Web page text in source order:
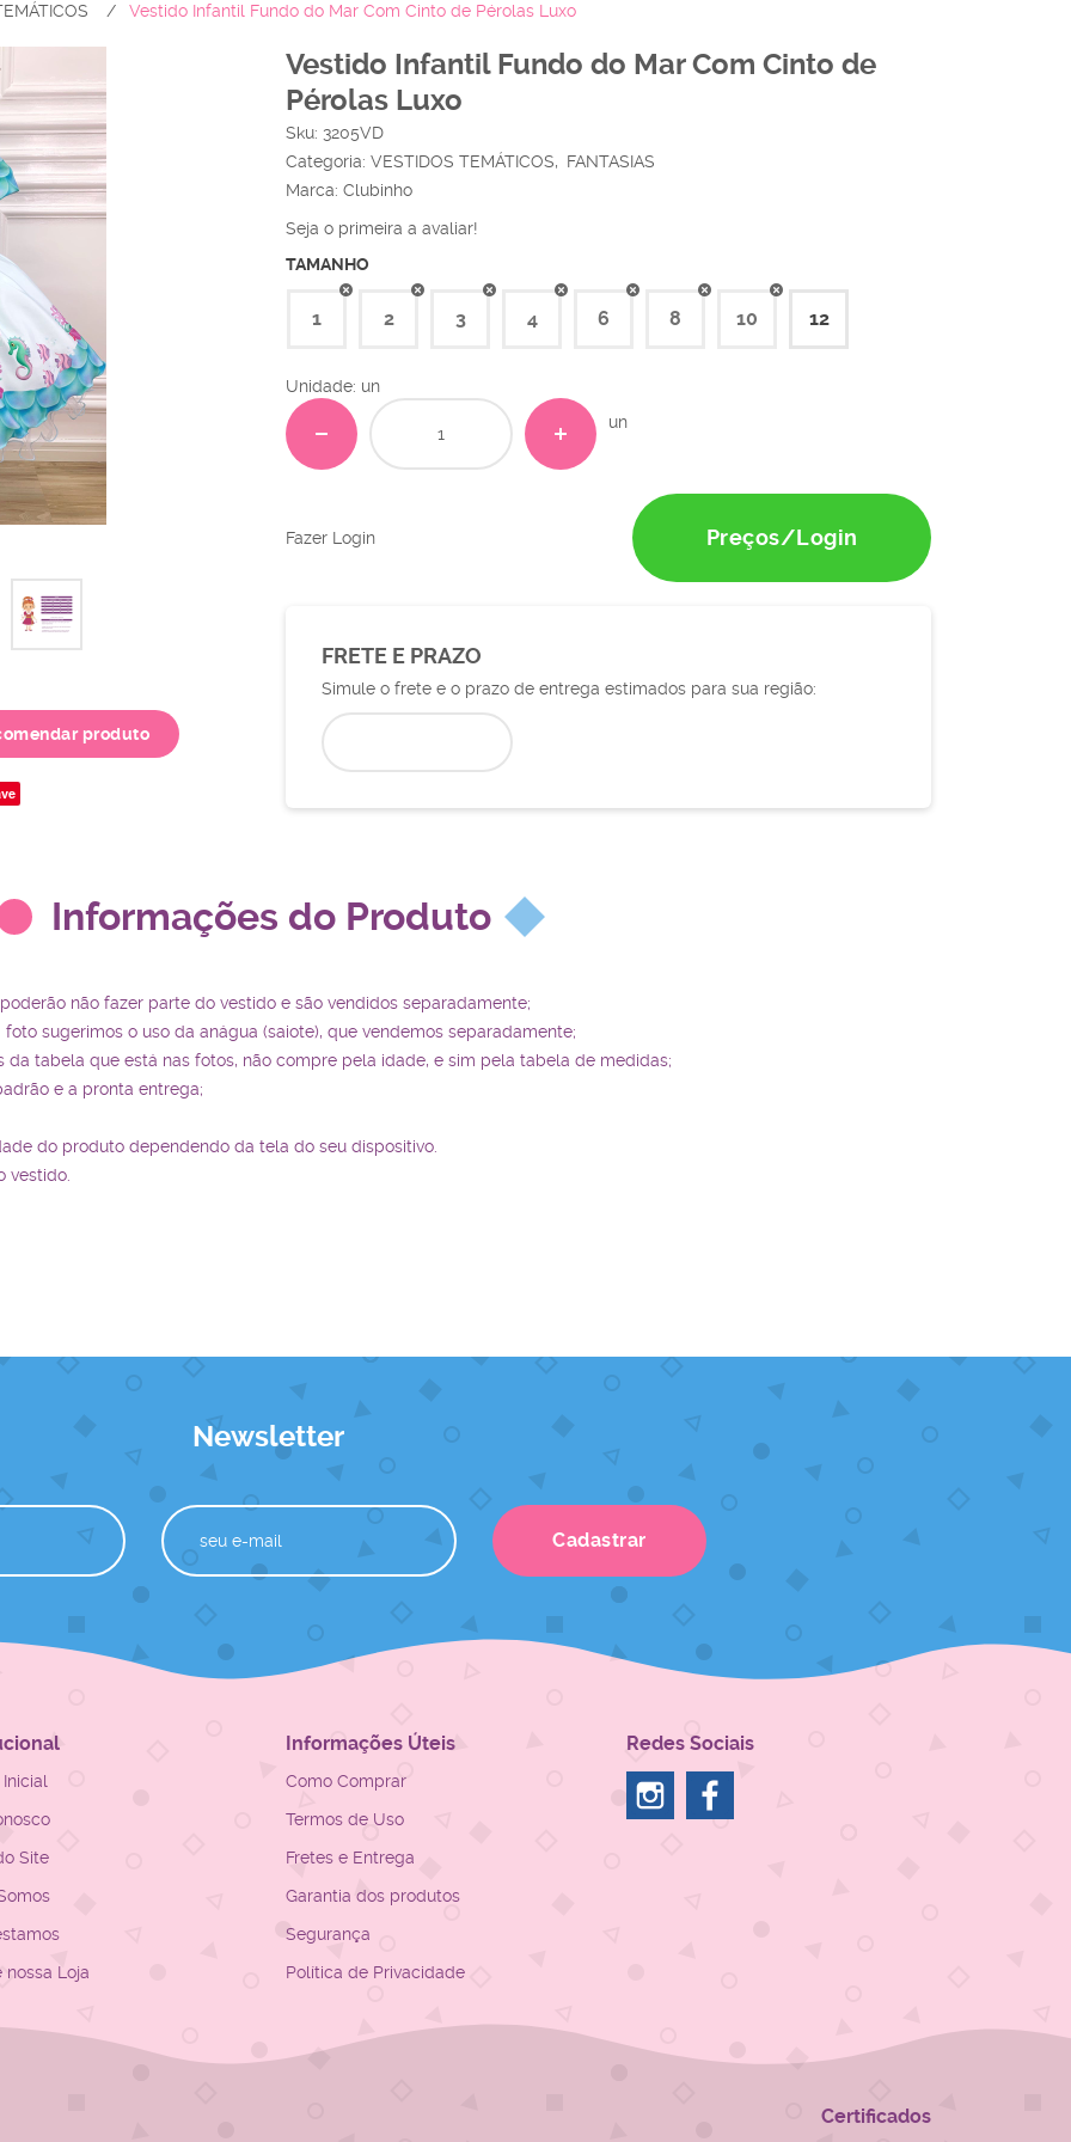
Vestido Infantil Fundo do Mar Com Cinto de Pérolas Luxo
produto
Vestido Infantil Fundo do Mar Com Cinto de
Pérolas Luxo
Sku: 3205VD
Categoria: VESTIDOS TEMÁTICOS
FANTASIAS
Marca: Clubinho
Seja o primeira a avaliar!
TAMANHO
1 2 3 4 6 8 10 12
Unidade: un
un
Fazer Login Preços/Login
FRETE E PRAZO
Simule o frete e o prazo de entrega estimados para sua região:
Informações do Produto
não fazer parte do vestido e são vendidos separadamente;
sugerimos o uso da anágua (saiote), que vendemos separadamente;
tabela que está nas fotos, não compre pela idade, e sim pela tabela de medidas;
e a pronta entrega;
do produto dependendo da tela do seu dispositivo.
vestido.
Newsletter
Cadastrar
Site
nossa Loja
Informações Úteis
Como Comprar
Termos de Uso
Fretes e Entrega
Garantia dos produtos
Segurança
Política de Privacidade
Redes Sociais
Certificados